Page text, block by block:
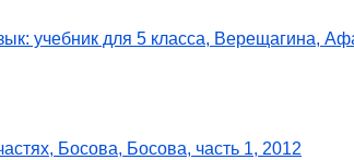
учебник для 5 класса, Верещагина,
Босова, Босова, часть 1, 2012